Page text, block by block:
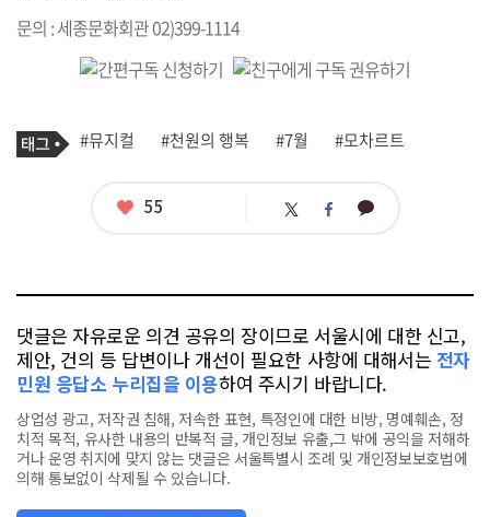
문의 : 세종문화회관 02)399-1114
기
사
태
그
#뮤지컬 #천원의 행복 #7월 #모차르트
좋
55 트 페 카
댓글은 자유로운 의견 공유의 장이므로 서울시에 대한 신고,
제안, 건의 등 답변이나 개선이 필요한 사항에 대해서는 전자
민원 응답소 누리집을 이용하여 주시기 바랍니다.
상업성 광고, 저작권 침해, 저속한 표현, 특정인에 대한 비방, 명예훼손, 정
치적 목적, 유사한 내용의 반복적 글, 개인정보 유출,그 밖에 공익을 저해하
거나 운영 취지에 맞지 않는 댓글은 서울특별시 조례 및 개인정보보호법에
의해 통보없이 삭제될 수 있습니다.